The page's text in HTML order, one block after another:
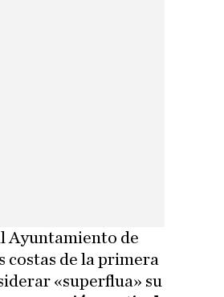
Ayuntamiento de
costas de la primera
«superflua» su